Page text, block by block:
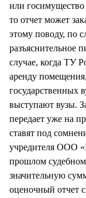
или госимущество
то отчет может
этому поводу, по
разъяснительное
случае, когда ТУ
аренду
государственных
выступают вузы.
передает уже на
ставят под
учредителя ООО
прошлом судебном
значительную
оценочный отчет